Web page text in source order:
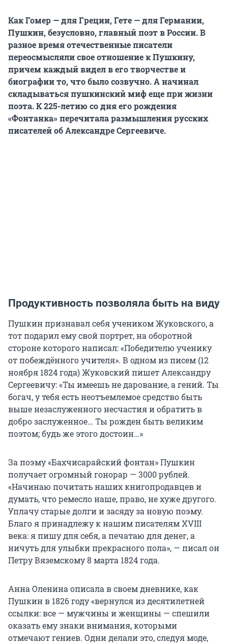
Как Гомер — для Греции, Гете — для Германии,
Пушкин, безусловно, главный поэт в России. В
разное время отечественные писатели
переосмысляли свое отношение к Пушкину,
причем каждый видел в его творчестве и
биографии то, что было созвучно. А начинал
складываться пушкинский миф еще при жизни
поэта. К 225-летию со дня его рождения
«Фонтанка» перечитала размышления русских
писателей об Александре Сергеевиче.
Продуктивность позволяла быть на виду
Пушкин признавал себя учеником Жуковского, а
тот подарил ему свой портрет, на оборотной
стороне которого написал: «Победителю ученику
от побеждённого учителя». В одном из писем (12
ноября 1824 года) Жуковский пишет Александру
Сергеевичу: «Ты имеешь не дарование, а гений. Ты
богач, у тебя есть неотъемлемое средство быть
выше незаслуженного несчастия и обратить в
добро заслуженное… Ты рожден быть великим
поэтом; будь же этого достоин…»
За поэму «Бахчисарайский фонтан» Пушкин
получает огромный гонорар — 3000 рублей.
«Начинаю почитать наших книгопродавцев и
думать, что ремесло наше, право, не хуже другого.
Уплачу старые долги и засяду за новую поэму.
Благо я принадлежу к нашим писателям XVIII
века: я пишу для себя, а печатаю для денег, а
ничуть для улыбки прекрасного пола», — писал он
Петру Вяземскому 8 марта 1824 года.
Анна Оленина описала в своем дневнике, как
Пушкин в 1826 году «вернулся из десятилетней
ссылки: все — мужчины и женщины — спешили
оказать ему знаки внимания, которыми
отмечают гениев. Одни делали это, следуя моде,